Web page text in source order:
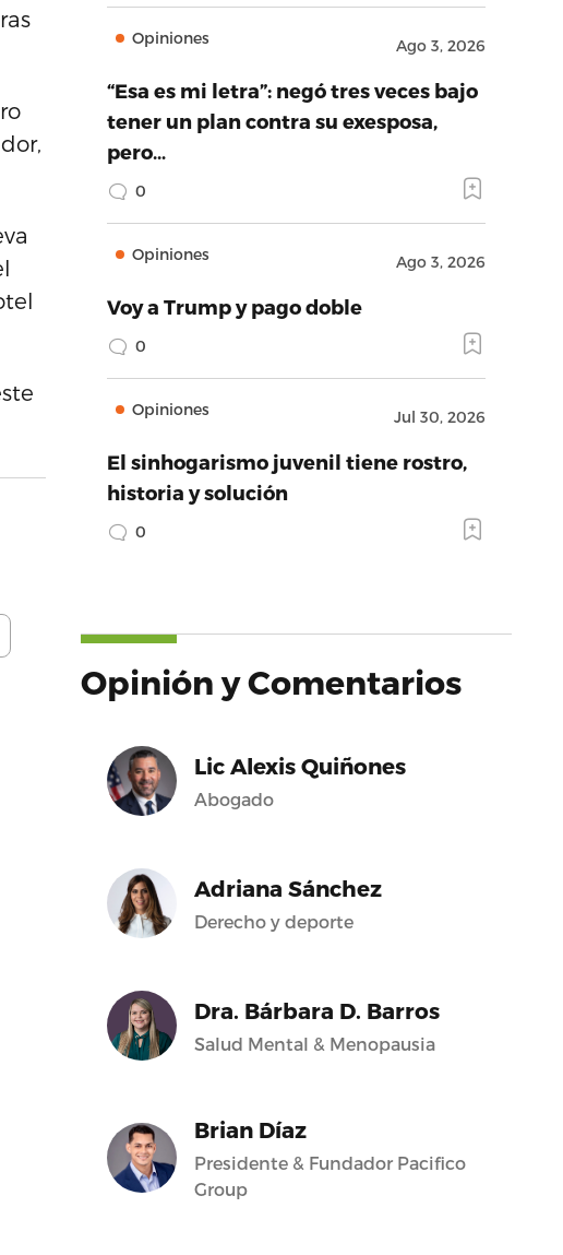
Opiniones Ago 3, 2026
“Esa es mi letra”: negó tres veces bajo
tener un plan contra su exesposa,
pero…
0
Opiniones Ago 3, 2026
Voy a Trump y pago doble
0
Opiniones Jul 30, 2026
El sinhogarismo juvenil tiene rostro,
historia y solución
0
Opinión y Comentarios
Lic Alexis Quiñones
Abogado
Adriana Sánchez
Derecho y deporte
Dra. Bárbara D. Barros
Salud Mental & Menopausia
Brian Díaz
Presidente & Fundador Pacifico
Group